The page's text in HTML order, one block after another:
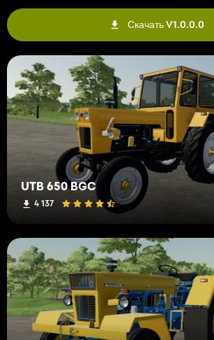
Скачать V1.0.0.0
UTB 650 BGC
4 137